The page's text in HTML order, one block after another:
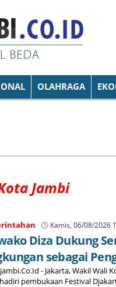
OLAHRAGA
Jambi
Kamis, 06/08/2026
Diza Dukung
sebagai
- Jakarta, Wakil Wali
pembukaan Festival